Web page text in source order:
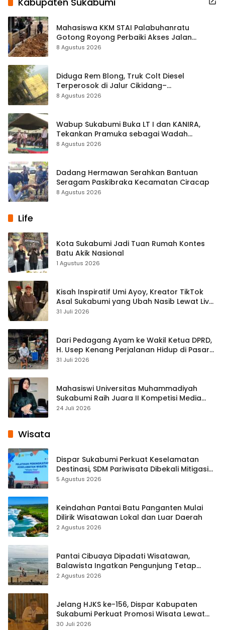
Mahasiswa KKM STAI Palabuhanratu
Gotong Royong Perbaiki Akses Jalan
Majelis Ta’lim di Sagaranten
8 Agustus 2026
Diduga Rem Blong, Truk Colt Diesel
Terperosok di Jalur Cikidang–
Palabuhanratu
8 Agustus 2026
Wabup Sukabumi Buka LT I dan KANIRA,
Tekankan Pramuka sebagai Wadah
Pembentukan Karakter
8 Agustus 2026
Dadang Hermawan Serahkan Bantuan
Seragam Paskibraka Kecamatan Ciracap
8 Agustus 2026
Life
Kota Sukabumi Jadi Tuan Rumah Kontes
Batu Akik Nasional
1 Agustus 2026
Kisah Inspiratif Umi Ayoy, Kreator TikTok
Asal Sukabumi yang Ubah Nasib Lewat Live
Streaming
31 Juli 2026
Dari Pedagang Ayam ke Wakil Ketua DPRD,
H. Usep Kenang Perjalanan Hidup di Pasar
Cisaat
31 Juli 2026
Mahasiswi Universitas Muhammadiyah
Sukabumi Raih Juara II Kompetisi Media
Pembelajaran Digital Tingkat Internasional
24 Juli 2026
Wisata
Dispar Sukabumi Perkuat Keselamatan
Destinasi, SDM Pariwisata Dibekali Mitigasi
hingga Teknik Evakuasi
5 Agustus 2026
Keindahan Pantai Batu Panganten Mulai
Dilirik Wisatawan Lokal dan Luar Daerah
2 Agustus 2026
Pantai Cibuaya Dipadati Wisatawan,
Balawista Ingatkan Pengunjung Tetap
Waspada
2 Agustus 2026
Jelang HJKS ke-156, Dispar Kabupaten
Sukabumi Perkuat Promosi Wisata Lewat
Publikasi Digital
30 Juli 2026